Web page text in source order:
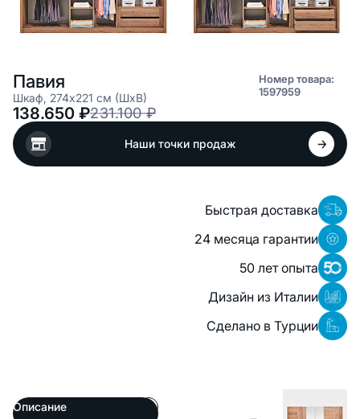
Павия
Шкаф, 274x221 см (ШxВ)
Номер товара:
1597959
231.100 ₽
138.650 ₽
Наши точки продаж
Быстрая доставка
24 месяца гарантии
50 лет опыта
Дизайн из Италии
Сделано в Турции
Описание